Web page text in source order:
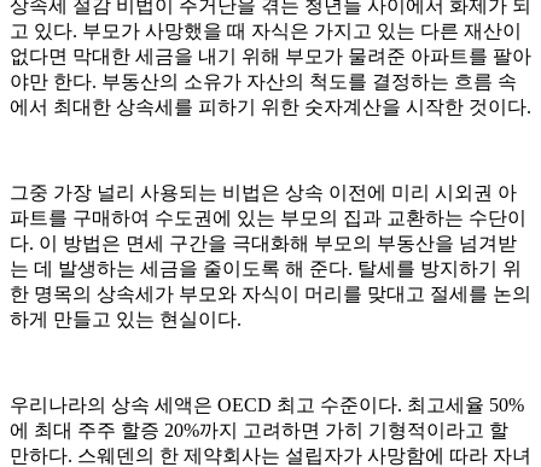
상속세 절감 비법이 주거난을 겪는 청년들 사이에서 화제가 되
고 있다. 부모가 사망했을 때 자식은 가지고 있는 다른 재산이
없다면 막대한 세금을 내기 위해 부모가 물려준 아파트를 팔아
야만 한다. 부동산의 소유가 자산의 척도를 결정하는 흐름 속
에서 최대한 상속세를 피하기 위한 숫자계산을 시작한 것이다.
그중 가장 널리 사용되는 비법은 상속 이전에 미리 시외권 아
파트를 구매하여 수도권에 있는 부모의 집과 교환하는 수단이
다. 이 방법은 면세 구간을 극대화해 부모의 부동산을 넘겨받
는 데 발생하는 세금을 줄이도록 해 준다. 탈세를 방지하기 위
한 명목의 상속세가 부모와 자식이 머리를 맞대고 절세를 논의
하게 만들고 있는 현실이다.
우리나라의 상속 세액은 OECD 최고 수준이다. 최고세율 50%
에 최대 주주 할증 20%까지 고려하면 가히 기형적이라고 할
만하다. 스웨덴의 한 제약회사는 설립자가 사망함에 따라 자녀